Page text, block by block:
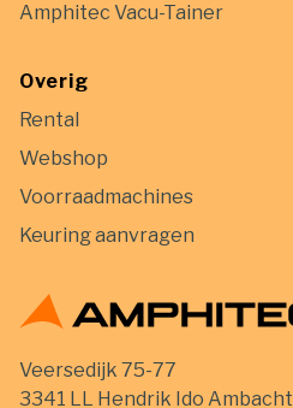
Amphitec Vacu-Tainer
Overig
Rental
Webshop
Voorraadmachines
Keuring aanvragen
Veersedijk 75-77
3341 LL Hendrik Ido Ambacht